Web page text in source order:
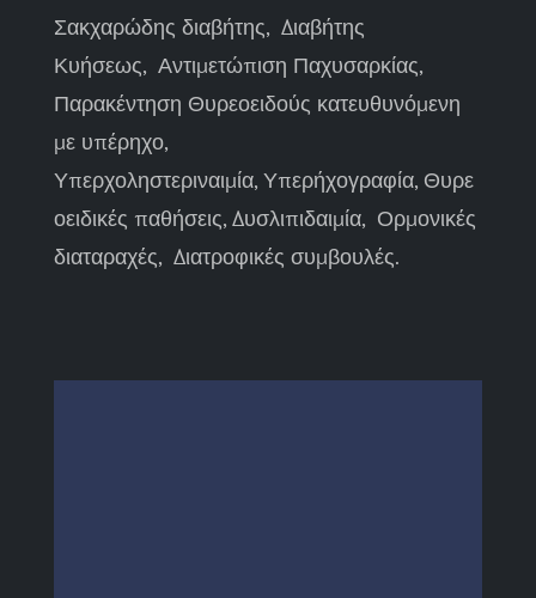
Σακχαρώδης διαβήτης, Διαβήτης
Κυήσεως, Αντιμετώπιση Παχυσαρκίας,
Παρακέντηση Θυρεοειδούς κατευθυνόμενη
με υπέρηχο,
Υπερχοληστεριναιμία, Υπερήχογραφία, Θυρε
οειδικές παθήσεις, Δυσλιπιδαιμία, Ορμονικές
διαταραχές, Διατροφικές συμβουλές.